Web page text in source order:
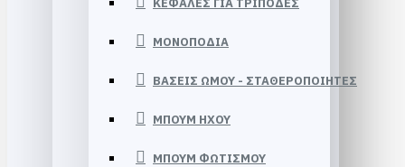
ΚΕΦΑΛΕΣ ΓΙΑ ΤΡΙΠΟΔΕΣ
ΜΟΝΟΠΟΔΙΑ
ΒΑΣΕΙΣ ΩΜΟΥ - ΣΤΑΘΕΡΟΠΟΙΗΤΕΣ
ΜΠΟΥΜ HXOY
ΜΠΟΥΜ ΦΩΤΙΣΜΟΥ